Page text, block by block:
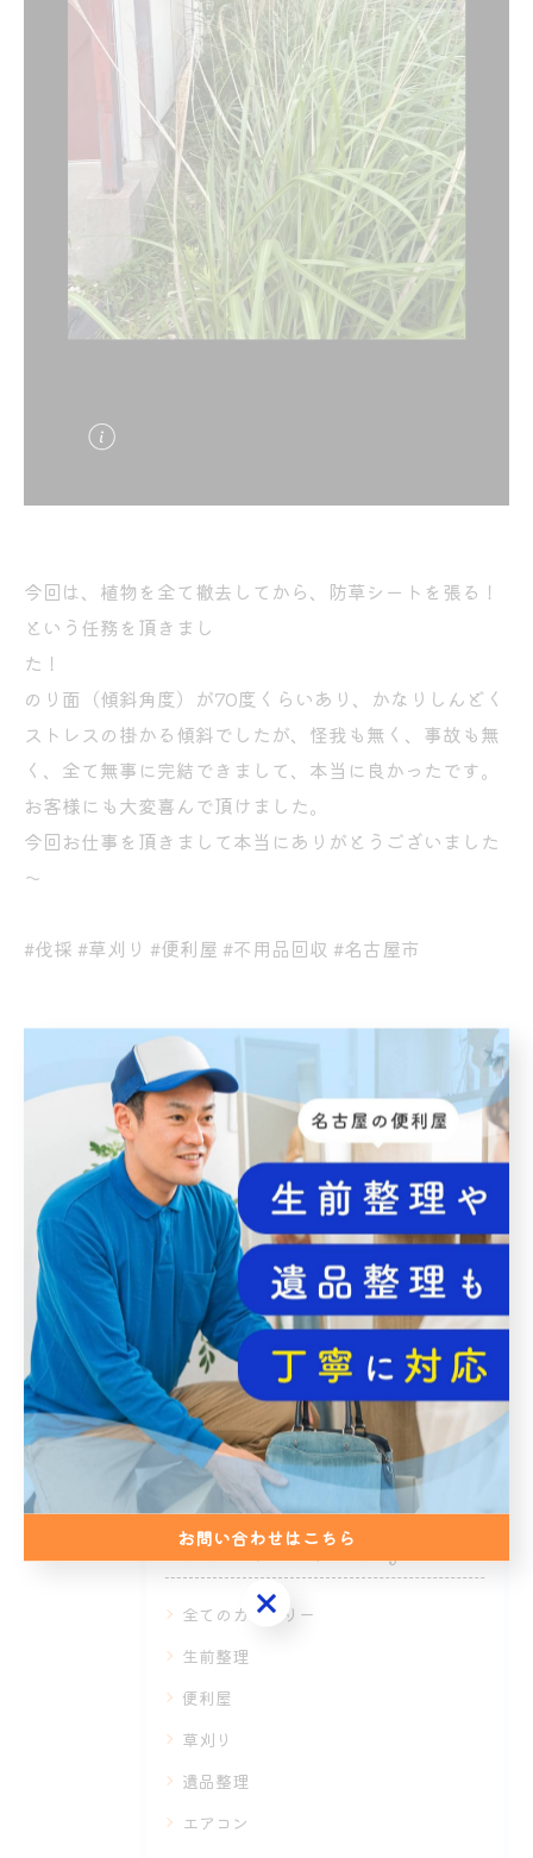
今回は、植物を全て撤去してから、防草シートを張る！
という任務を頂きまし
た！
のり面（傾斜角度）が70度くらいあり、かなりしんどく
ストレスの掛かる傾斜でしたが、怪我も無く、事故も無
く、全て無事に完結できまして、本当に良かったです。
お客様にも大変喜んで頂けました。
今回お仕事を頂きまして本当にありがとうございました
～
#伐採 #草刈り #便利屋 #不用品回収 #名古屋市
名古屋市で行う丁寧な草刈り
名古屋市で頼れる便利屋に
依頼
便利屋
< 前のページ 一覧に戻る 次のページ >
関連タグ
#不用品回収 #名古屋市
カテゴリー
全てのカテゴリー
生前整理
便利屋
草刈り
遺品整理
エアコン
お問い合わせはこちら
お問い合わせはこちら